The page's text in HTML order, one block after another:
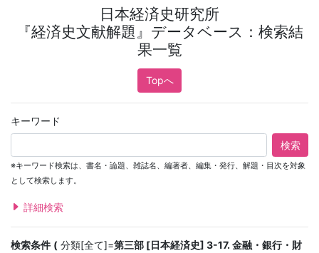
日本経済史研究所
『経済史文献解題』データベース：検索結
果一覧
Topへ
キーワード
検索
※キーワード検索は、書名・論題、雑誌名、編著者、編集・発行、解題・目次を対象
として検索します。
詳細検索
検索条件 分類[全て]=第三部 [日本経済史] 3-17. 金融・銀行・財